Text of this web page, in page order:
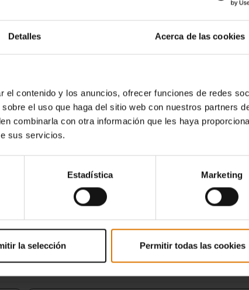
Detalles Acerca de las cookies
contenido y los anuncios, ofrecer funciones de redes
el uso que haga del sitio web con nuestros partners
combinarla con otra información que les haya
sus servicios.
Estadística Marketing
la selección Permitir todas las cookies